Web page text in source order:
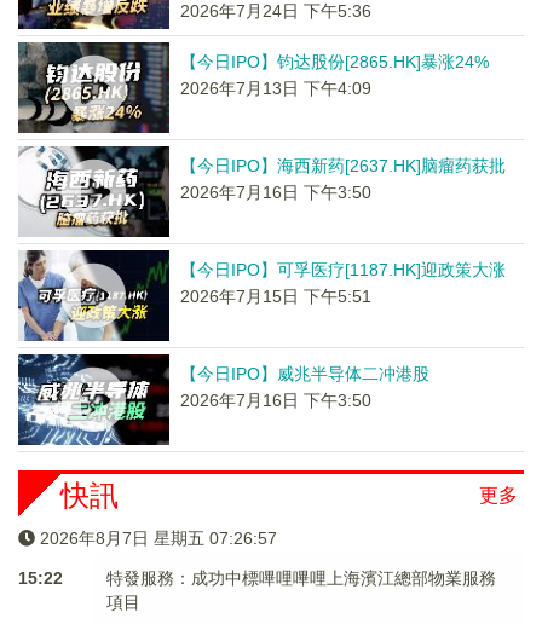
2026年7月24日 下午5:36
【今日IPO】钧达股份[2865.HK]暴涨24%
2026年7月13日 下午4:09
【今日IPO】海西新药[2637.HK]脑瘤药获批
2026年7月16日 下午3:50
【今日IPO】可孚医疗[1187.HK]迎政策大涨
2026年7月15日 下午5:51
【今日IPO】威兆半导体二冲港股
2026年7月16日 下午3:50
更多
快訊
2026年8月7日 星期五 07:26:57
15:22
特發服務：成功中標嗶哩嗶哩上海濱江總部物業服務
項目